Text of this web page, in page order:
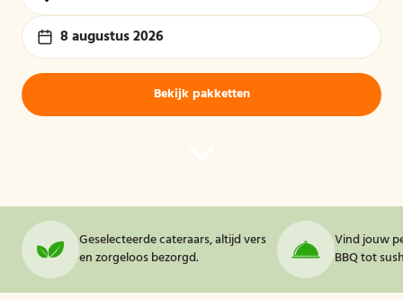
8 augustus 2026
Bekijk pakketten
Geselecteerde cateraars, altijd vers
en zorgeloos bezorgd.
Vind jouw
BBQ tot